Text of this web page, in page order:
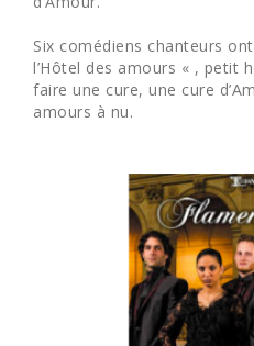
Six comédiens chanteurs
l’Hôtel des amours « , petit
faire une cure, une cure
amours à nu.